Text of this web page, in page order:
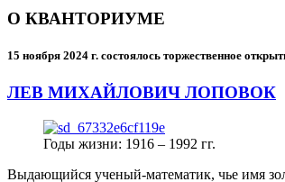
О КВАНТОРИУМЕ
15 ноября 2024 г. состоялось торжественное
ЛЕВ МИХАЙЛОВИЧ ЛОПОВОК
Годы жизни: 1916 – 1992 гг.
Выдающийся ученый-математик, чье имя